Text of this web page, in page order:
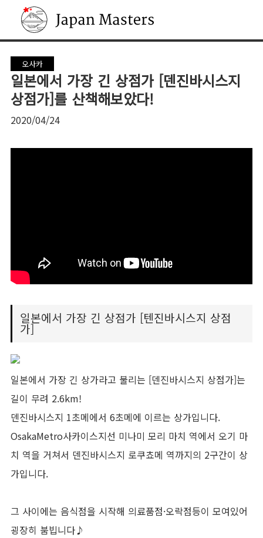
Japan Masters
오사카
일본에서 가장 긴 상점가 [덴진바시스지
상점가]를 산책해보았다!
2020/04/24
일본에서 가장 긴 상점가 [텐진바시스지 상점
가]
일본에서 가장 긴 상가라고 불리는 [덴진바시스지 상점가]는
길이 무려 2.6km!
덴진바시스지 1초메에서 6초메에 이르는 상가입니다.
OsakaMetro사카이스지선 미나미 모리 마치 역에서 오기 마
치 역을 거쳐서 덴진바시스지 로쿠쵸메 역까지의 2구간이 상
가입니다.
그 사이에는 음식점을 시작해 의료품점·오락점등이 모여있어
굉장히 붐빕니다♪